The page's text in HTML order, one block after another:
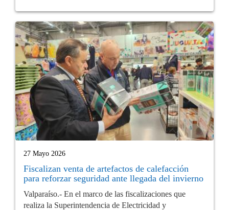
27 Mayo 2026
Fiscalizan venta de artefactos de calefacción
para reforzar seguridad ante llegada del invierno
Valparaíso.- En el marco de las fiscalizaciones que
realiza la Superintendencia de Electricidad y